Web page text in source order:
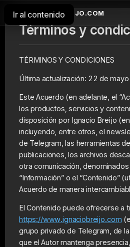
IGNACIOBREIJO.COM
Ir al contenido
Términos y
TÉRMINOS Y CONDICIONES
Última actualización: 22 de
Este Acuerdo (en adelante, el
los productos, servicios y
disposición por Ignacio Breijo (en
incluyendo, entre otros, el
de Telegram, las herramientas
publicaciones, los archivos
otra comunicación,
“Información” o el “Contenido”
Acuerdo de manera
El Contenido puede ofrecerse a
https://www.ignaciobreijo.com
grupo privado de Telegram, de
que el Autor mantenga
TERMINAL
---
ORDERFLOW
LIBRO DE POSICIONES
RECURSOS
GRATUITOS
---
TERMINOS Y
CONDICIONES
POLÍTICA DE
PRIVACIDAD